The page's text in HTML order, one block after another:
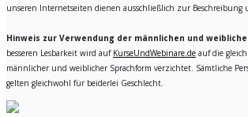
unseren Internetseiten dienen ausschließlich zur Beschreibung
Hinweis zur Verwendung der männlichen und
besseren Lesbarkeit wird auf KurseUndWebinare.de auf die
männlicher und weiblicher Sprachform verzichtet. Sämtliche
gelten gleichwohl für beiderlei Geschlecht.